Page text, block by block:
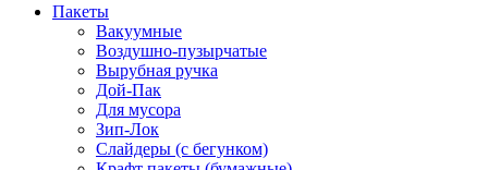
Пакеты
Вакуумные
Воздушно-пузырчатые
Вырубная ручка
Дой-Пак
Для мусора
Зип-Лок
Слайдеры (с бегунком)